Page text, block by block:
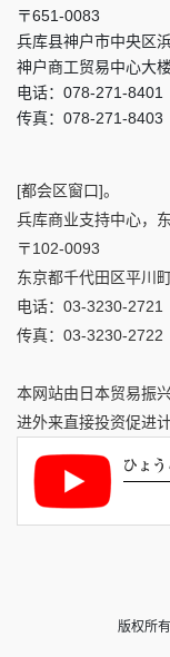
〒651-0083
兵库县神户市中央区
神户商工贸易中心大
电话：078-271-8401
传真：078-271-8403
[都会区窗口]。
兵库商业支持中心，东
〒102-0093
东京都千代田区平川
电话：03-3230-2721
传真：03-3230-2722
本网站由日本贸易振
进外来直接投资促进
版权所